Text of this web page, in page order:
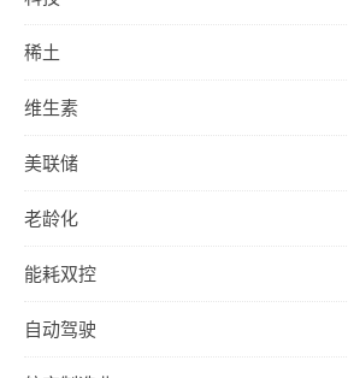
稀土
维生素
美联储
老龄化
能耗双控
自动驾驶